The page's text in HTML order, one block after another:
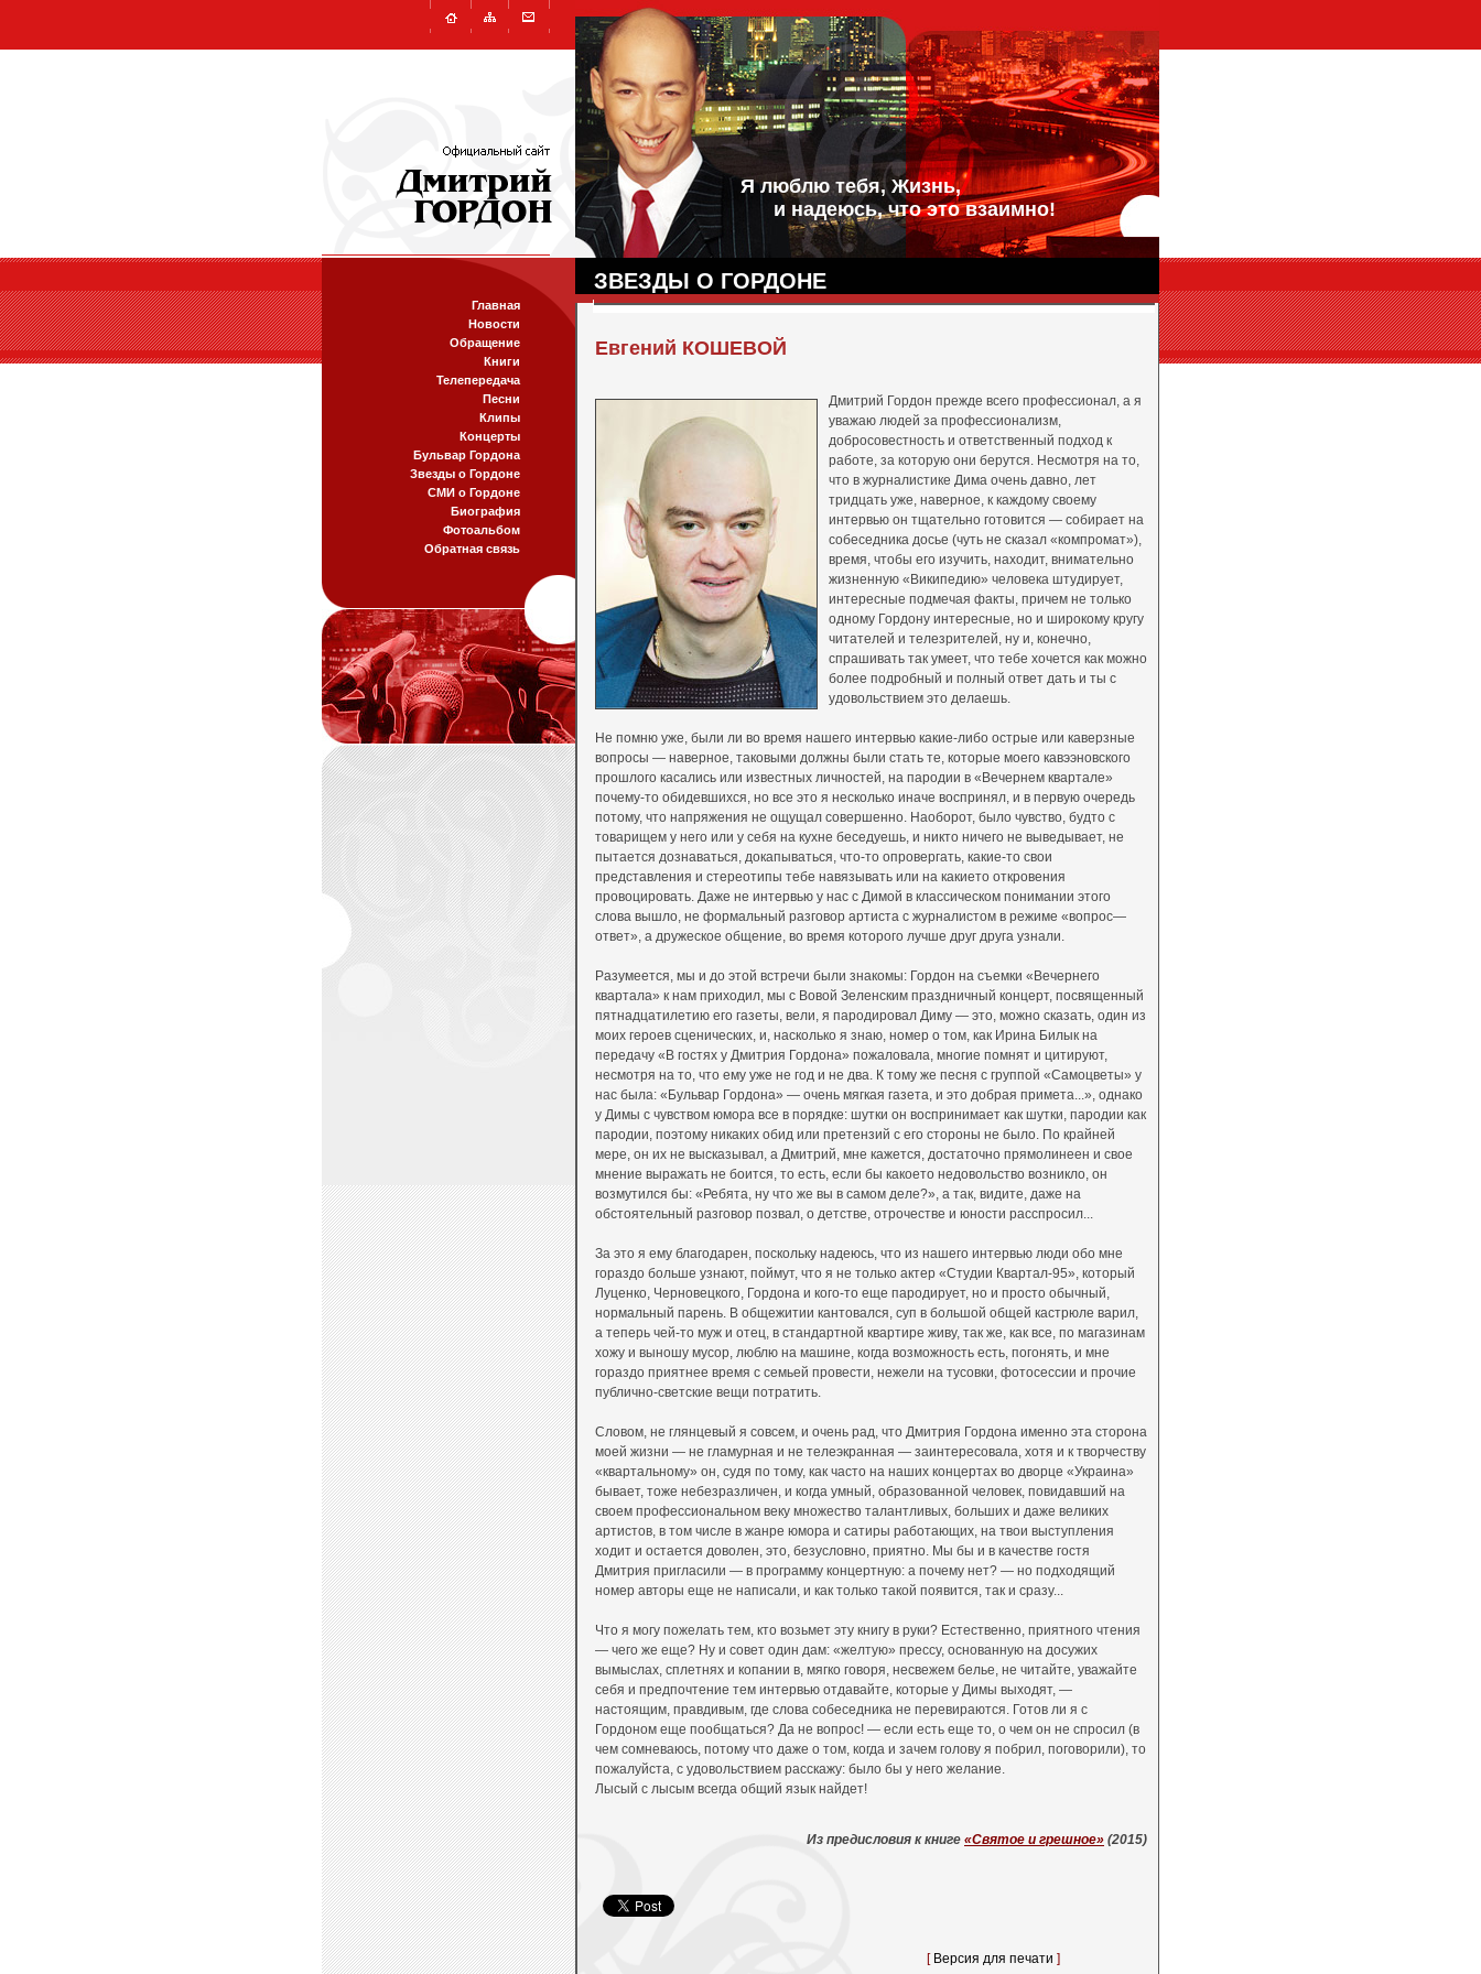
Я люблю тебя, Жизнь,
и надеюсь, что это взаимно!
Главная
Новости
Обращение
Книги
Телепередача
Песни
Клипы
Концерты
Бульвар Гордона
Звезды о Гордоне
СМИ о Гордоне
Биография
Фотоальбом
Обратная связь
ЗВЕЗДЫ О ГОРДОНЕ
Евгений КОШЕВОЙ
Дмитрий Гордон прежде всего профессионал, а я
уважаю людей за профессионализм,
добросовестность и ответственный подход к
работе, за которую они берутся. Несмотря на то,
что в журналистике Дима очень давно, лет
тридцать уже, наверное, к каждому своему
интервью он тщательно готовится — собирает на
собеседника досье (чуть не сказал «компромат»),
время, чтобы его изучить, находит, внимательно
жизненную «Википедию» человека штудирует,
интересные подмечая факты, причем не только
одному Гордону интересные, но и широкому кругу
читателей и телезрителей, ну и, конечно,
спрашивать так умеет, что тебе хочется как можно
более подробный и полный ответ дать и ты с
удовольствием это делаешь.
Не помню уже, были ли во время нашего интервью какие-либо острые или каверзные
вопросы — наверное, таковыми должны были стать те, которые моего кавээновского
прошлого касались или известных личностей, на пародии в «Вечернем квартале»
почему-то обидевшихся, но все это я несколько иначе воспринял, и в первую очередь
потому, что напряжения не ощущал совершенно. Наоборот, было чувст­во, будто с
товарищем у него или у себя на кухне беседуешь, и никто ничего не выведывает, не
пытается дознаваться, докапываться, что-то опровергать, какие-то свои
представления и стереотипы тебе навязывать или на какието откровения
провоцировать. Даже не интервью у нас с Димой в классическом понимании этого
слова вышло, не формальный разговор артиста с журналистом в режиме «вопрос—
ответ», а дружеское общение, во время которого лучше друг друга узнали.
Разумеется, мы и до этой встречи были знакомы: Гордон на съемки «Вечернего
квартала» к нам приходил, мы с Вовой Зеленским праздничный концерт, посвященный
пятнадцатилетию его газеты, вели, я пародировал Диму — это, можно сказать, один из
моих героев сценических, и, насколько я знаю, номер о том, как Ирина Билык на
передачу «В гостях у Дмитрия Гордона» пожаловала, многие помнят и цитируют,
несмотря на то, что ему уже не год и не два. К тому же песня с группой «Самоцветы» у
нас была: «Бульвар Гордона» — очень мягкая газета, и это добрая примета...», однако
у Димы с чувством юмора все в порядке: шутки он воспринимает как шутки, пародии как
пародии, поэтому никаких обид или претензий с его стороны не было. По крайней
мере, он их не высказывал, а Дмитрий, мне кажется, достаточно прямолинеен и свое
мнение выражать не боится, то есть, если бы какоето недовольство возникло, он
возмутился бы: «Ребята, ну что же вы в самом деле?», а так, видите, даже на
обстоятельный разговор позвал, о детстве, отрочестве и юности расспросил...
За это я ему благодарен, поскольку надеюсь, что из нашего интервью люди обо мне
гораздо больше узнают, поймут, что я не только актер «Студии Квартал-95», который
Луценко, Черновецкого, Гордона и кого-то еще пародирует, но и просто обычный,
нормальный парень. В общежитии кантовался, суп в большой общей кастрюле варил,
а теперь чей-то муж и отец, в стандартной квартире живу, так же, как все, по магазинам
хожу и выношу мусор, люблю на машине, когда возможность есть, погонять, и мне
гораздо приятнее время с семьей провести, нежели на тусовки, фотосессии и прочие
публично-светские вещи потратить.
Словом, не глянцевый я совсем, и очень рад, что Дмитрия Гордона именно эта сторона
моей жизни — не гламурная и не телеэкранная — заинтересовала, хотя и к творчеству
«квартальному» он, судя по тому, как часто на наших концертах во дворце «Украина»
бывает, тоже небезразличен, и когда умный, образованной человек, повидавший на
своем профессиональном веку множество талантливых, больших и даже великих
артистов, в том числе в жанре юмора и сатиры работающих, на твои выступления
ходит и остается доволен, это, безусловно, приятно. Мы бы и в качестве гостя
Дмитрия пригласили — в программу концертную: а почему нет? — но подходящий
номер авторы еще не написали, и как только такой появится, так и сразу...
Что я могу пожелать тем, кто возьмет эту книгу в руки? Естественно, приятного чтения
— чего же еще? Ну и совет один дам: «желтую» прессу, основанную на досужих
вымыслах, сплетнях и копании в, мягко говоря, несвежем белье, не читайте, уважайте
себя и предпочтение тем интервью отдавайте, которые у Димы выходят, —
настоящим, правдивым, где слова собеседника не перевираются. Готов ли я с
Гордоном еще пообщаться? Да не вопрос! — если есть еще то, о чем он не спросил (в
чем сомневаюсь, потому что даже о том, когда и зачем голову я побрил, поговорили), то
пожалуйста, с удовольствием расскажу: было бы у него желание.
Лысый с лысым всегда общий язык найдет!
Из предисловия к книге «Святое и грешное» (2015)
[ Версия для печати ]